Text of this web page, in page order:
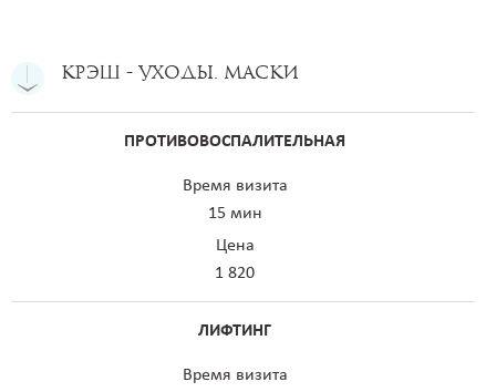
Крэш - уходы. Маски
ПРОТИВОВОСПАЛИТЕЛЬНАЯ
Время визита
15 мин
Цена
1 820
ЛИФТИНГ
Время визита